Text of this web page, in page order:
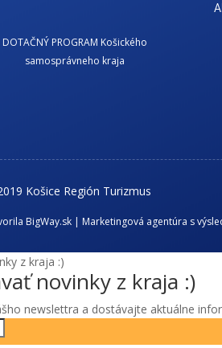
DOTAČNÝ PROGRAM Košického
samosprávneho kraja
Košice Región Turizmus
BigWay.sk | Marketingová agentúra s
novinky z kraja :)
newslettra a dostávajte aktuálne